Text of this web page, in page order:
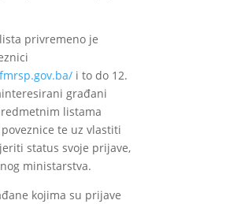
privremeno je
i to do 12.
građani
listama
te uz vlastiti
status svoje prijave,
ministarstva.
kojima su prijave